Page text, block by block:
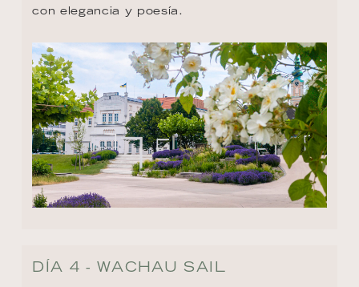
con elegancia y poesía.
DÍA 4 - WACHAU SAIL